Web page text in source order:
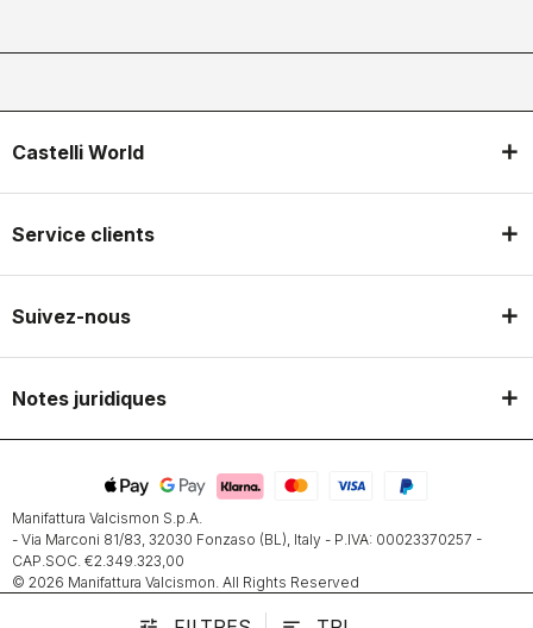
Castelli World
Service clients
Suivez-nous
Notes juridiques
Manifattura Valcismon S.p.A.
- Via Marconi 81/83, 32030 Fonzaso (BL), Italy - P.IVA: 00023370257 -
CAP.SOC. €2.349.323,00
© 2026 Manifattura Valcismon. All Rights Reserved